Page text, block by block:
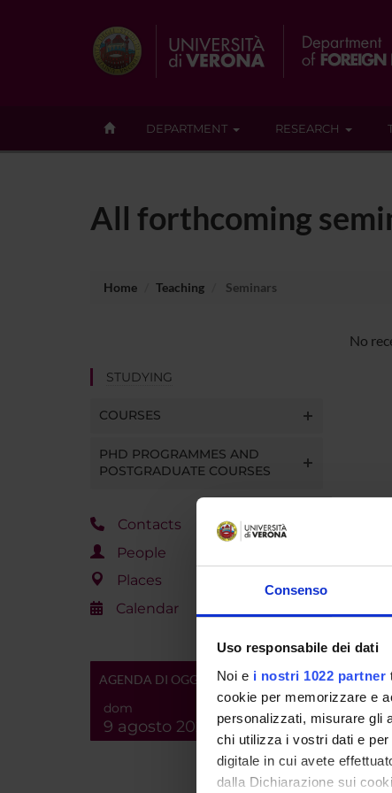
Consenso
Uso responsabile dei dati
Noi e i nostri 1022 partner
cookie per memorizzare e
personalizzati, misurare gli
chi utilizza i vostri dati e
digitale in cui avete
dalla Dichiarazione sui
DEPARTMENT RESEARCH
All forthcoming
Home Teaching Seminars
STUDYING
COURSES
PHD PROGRAMMES AND
POSTGRADUATE COURSES
Contacts
People
Places
Calendar
AGENDA DI OGGI
dom
9 agosto 2026
No